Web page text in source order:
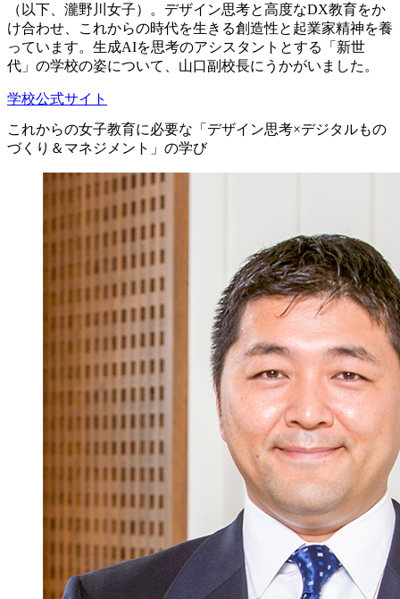
（以下、瀧野川女子）。デザイン思考と高度なDX教育をか
け合わせ、これからの時代を生きる創造性と起業家精神を養
っています。生成AIを思考のアシスタントとする「新世
代」の学校の姿について、山口副校長にうかがいました。
学校公式サイト
これからの女子教育に必要な「デザイン思考×デジタルもの
づくり＆マネジメント」の学び